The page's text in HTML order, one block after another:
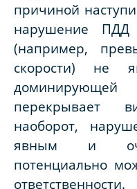
причиной
нарушение ПДД
(например,
скорости) не
перекрывает
наоборот,
явным и
потенциально
ответственности.